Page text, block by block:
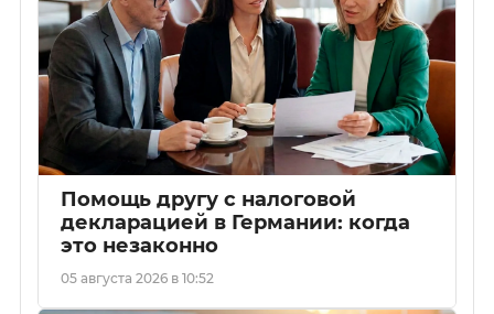
Помощь другу с налоговой
декларацией в Германии: когда
это незаконно
05 августа 2026 в 10:52